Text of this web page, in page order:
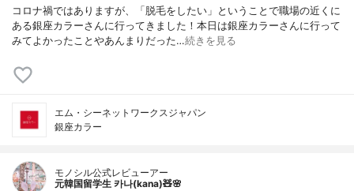
コロナ禍ではありますが、「脱毛をしたい」ということで職場の近くに
ある銀座カラーさんに行ってきました！本日は銀座カラーさんに行って
みてよかったことやあんまりだった…続きを見る
エム・シーネットワークスジャパン
銀座カラー
モノシル公式レビューアー
元韓国留学生 카나(kana)🧸🌸